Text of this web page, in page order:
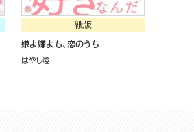
紙版
嫌よ嫌よも、恋のうち
はやし燈